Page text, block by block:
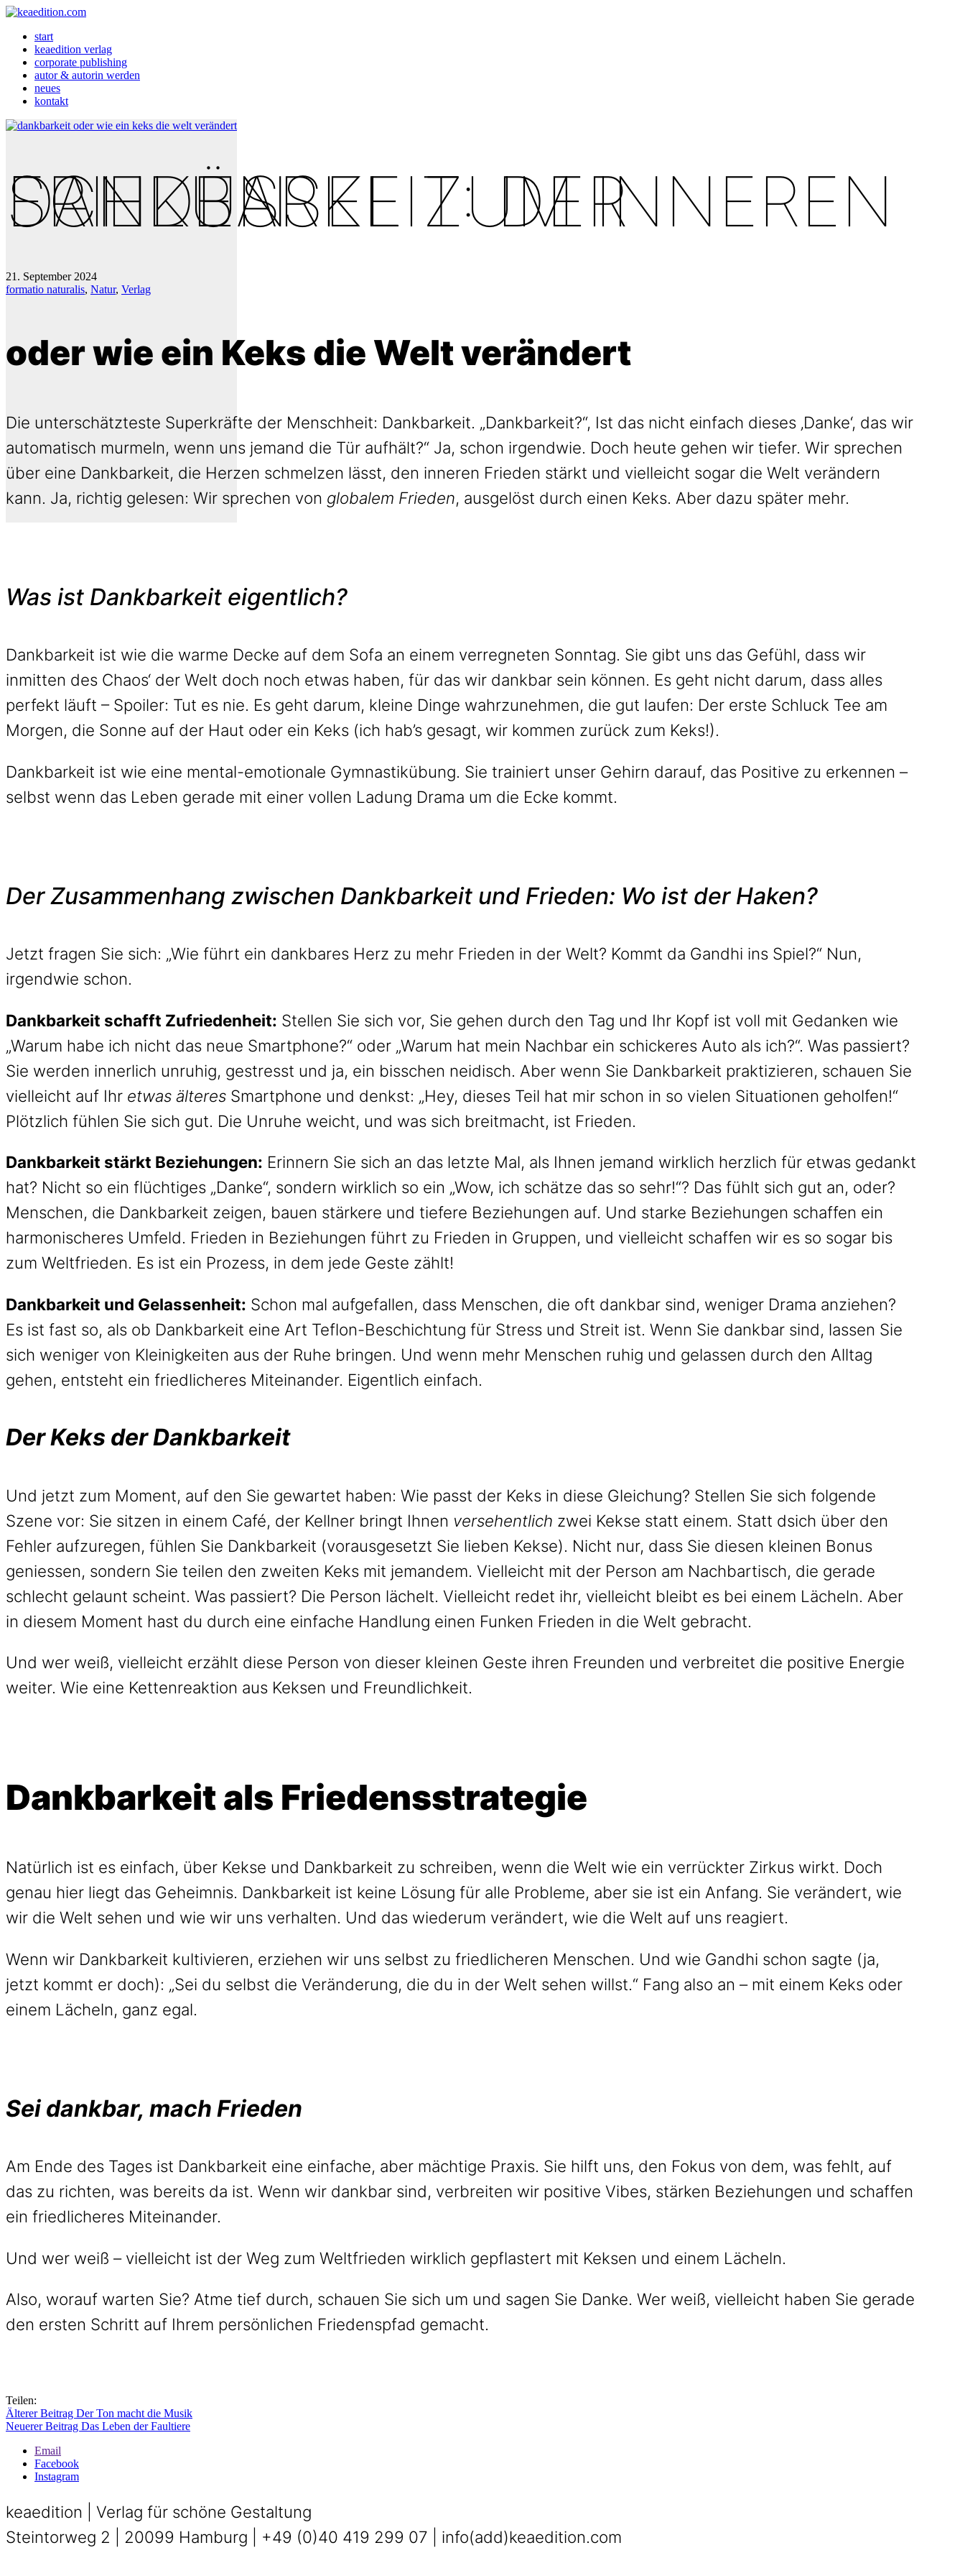
start
keaedition verlag
corporate publishing
autor & autorin werden
neues
kontakt
DANKBARKEIT: DER SCHLÜSSEL ZUM INNEREN FRIEDEN
21. September 2024
formatio naturalis, Natur, Verlag
oder wie ein Keks die Welt verändert
Die unterschätzteste Superkräfte der Menschheit: Dankbarkeit. „Dankbarkeit?“, Ist das nicht einfach dieses ‚Danke‘, das wir
automatisch murmeln, wenn uns jemand die Tür aufhält?“ Ja, schon irgendwie. Doch heute gehen wir tiefer. Wir sprechen
über eine Dankbarkeit, die Herzen schmelzen lässt, den inneren Frieden stärkt und vielleicht sogar die Welt verändern
kann. Ja, richtig gelesen: Wir sprechen von globalem Frieden, ausgelöst durch einen Keks. Aber dazu später mehr.
Was ist Dankbarkeit eigentlich?
Dankbarkeit ist wie die warme Decke auf dem Sofa an einem verregneten Sonntag. Sie gibt uns das Gefühl, dass wir
inmitten des Chaos‘ der Welt doch noch etwas haben, für das wir dankbar sein können. Es geht nicht darum, dass alles
perfekt läuft – Spoiler: Tut es nie. Es geht darum, kleine Dinge wahrzunehmen, die gut laufen: Der erste Schluck Tee am
Morgen, die Sonne auf der Haut oder ein Keks (ich hab’s gesagt, wir kommen zurück zum Keks!).
Dankbarkeit ist wie eine mental-emotionale Gymnastikübung. Sie trainiert unser Gehirn darauf, das Positive zu erkennen –
selbst wenn das Leben gerade mit einer vollen Ladung Drama um die Ecke kommt.
Der Zusammenhang zwischen Dankbarkeit und Frieden: Wo ist der Haken?
Jetzt fragen Sie sich: „Wie führt ein dankbares Herz zu mehr Frieden in der Welt? Kommt da Gandhi ins Spiel?“ Nun,
irgendwie schon.
Dankbarkeit schafft Zufriedenheit: Stellen Sie sich vor, Sie gehen durch den Tag und Ihr Kopf ist voll mit Gedanken wie
„Warum habe ich nicht das neue Smartphone?“ oder „Warum hat mein Nachbar ein schickeres Auto als ich?“. Was passiert?
Sie werden innerlich unruhig, gestresst und ja, ein bisschen neidisch. Aber wenn Sie Dankbarkeit praktizieren, schauen Sie
vielleicht auf Ihr etwas älteres Smartphone und denkst: „Hey, dieses Teil hat mir schon in so vielen Situationen geholfen!“
Plötzlich fühlen Sie sich gut. Die Unruhe weicht, und was sich breitmacht, ist Frieden.
Dankbarkeit stärkt Beziehungen: Erinnern Sie sich an das letzte Mal, als Ihnen jemand wirklich herzlich für etwas gedankt
hat? Nicht so ein flüchtiges „Danke“, sondern wirklich so ein „Wow, ich schätze das so sehr!“? Das fühlt sich gut an, oder?
Menschen, die Dankbarkeit zeigen, bauen stärkere und tiefere Beziehungen auf. Und starke Beziehungen schaffen ein
harmonischeres Umfeld. Frieden in Beziehungen führt zu Frieden in Gruppen, und vielleicht schaffen wir es so sogar bis
zum Weltfrieden. Es ist ein Prozess, in dem jede Geste zählt!
Dankbarkeit und Gelassenheit: Schon mal aufgefallen, dass Menschen, die oft dankbar sind, weniger Drama anziehen?
Es ist fast so, als ob Dankbarkeit eine Art Teflon-Beschichtung für Stress und Streit ist. Wenn Sie dankbar sind, lassen Sie
sich weniger von Kleinigkeiten aus der Ruhe bringen. Und wenn mehr Menschen ruhig und gelassen durch den Alltag
gehen, entsteht ein friedlicheres Miteinander. Eigentlich einfach.
Der Keks der Dankbarkeit
Und jetzt zum Moment, auf den Sie gewartet haben: Wie passt der Keks in diese Gleichung? Stellen Sie sich folgende
Szene vor: Sie sitzen in einem Café, der Kellner bringt Ihnen versehentlich zwei Kekse statt einem. Statt dsich über den
Fehler aufzuregen, fühlen Sie Dankbarkeit (vorausgesetzt Sie lieben Kekse). Nicht nur, dass Sie diesen kleinen Bonus
geniessen, sondern Sie teilen den zweiten Keks mit jemandem. Vielleicht mit der Person am Nachbartisch, die gerade
schlecht gelaunt scheint. Was passiert? Die Person lächelt. Vielleicht redet ihr, vielleicht bleibt es bei einem Lächeln. Aber
in diesem Moment hast du durch eine einfache Handlung einen Funken Frieden in die Welt gebracht.
Und wer weiß, vielleicht erzählt diese Person von dieser kleinen Geste ihren Freunden und verbreitet die positive Energie
weiter. Wie eine Kettenreaktion aus Keksen und Freundlichkeit.
Dankbarkeit als Friedensstrategie
Natürlich ist es einfach, über Kekse und Dankbarkeit zu schreiben, wenn die Welt wie ein verrückter Zirkus wirkt. Doch
genau hier liegt das Geheimnis. Dankbarkeit ist keine Lösung für alle Probleme, aber sie ist ein Anfang. Sie verändert, wie
wir die Welt sehen und wie wir uns verhalten. Und das wiederum verändert, wie die Welt auf uns reagiert.
Wenn wir Dankbarkeit kultivieren, erziehen wir uns selbst zu friedlicheren Menschen. Und wie Gandhi schon sagte (ja,
jetzt kommt er doch): „Sei du selbst die Veränderung, die du in der Welt sehen willst.“ Fang also an – mit einem Keks oder
einem Lächeln, ganz egal.
Sei dankbar, mach Frieden
Am Ende des Tages ist Dankbarkeit eine einfache, aber mächtige Praxis. Sie hilft uns, den Fokus von dem, was fehlt, auf
das zu richten, was bereits da ist. Wenn wir dankbar sind, verbreiten wir positive Vibes, stärken Beziehungen und schaffen
ein friedlicheres Miteinander.
Und wer weiß – vielleicht ist der Weg zum Weltfrieden wirklich gepflastert mit Keksen und einem Lächeln.
Also, worauf warten Sie? Atme tief durch, schauen Sie sich um und sagen Sie Danke. Wer weiß, vielleicht haben Sie gerade
den ersten Schritt auf Ihrem persönlichen Friedenspfad gemacht.
Teilen:
Älterer Beitrag Der Ton macht die Musik
Neuerer Beitrag Das Leben der Faultiere
Email
Facebook
Instagram
keaedition | Verlag für schöne Gestaltung
Steintorweg 2 | 20099 Hamburg | +49 (0)40 419 299 07 | info(add)keaedition.com